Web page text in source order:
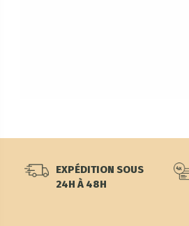
EXPÉDITION SOUS
24H À 48H